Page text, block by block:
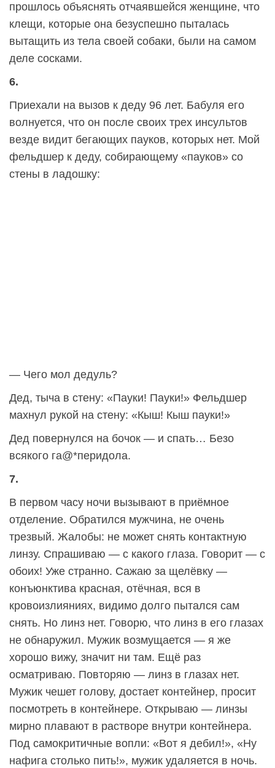
прошлось объяснять отчаявшейся женщине, что
клещи, которые она безуспешно пыталась
вытащить из тела своей собаки, были на самом
деле сосками.
6.
Приехали на вызов к деду 96 лет. Бабуля его
волнуется, что он после своих трех инсультов
везде видит бегающих пауков, которых нет. Мой
фельдшер к деду, собирающему «пауков» со
стены в ладошку:
— Чего мол дедуль?
Дед, тыча в стену: «Пауки! Пауки!» Фельдшер
махнул рукой на стену: «Кыш! Кыш пауки!»
Дед повернулся на бочок — и спать… Безо
всякого га@*перидола.
7.
В первом часу ночи вызывают в приёмное
отделение. Обратился мужчина, не очень
трезвый. Жалобы: не может снять контактную
линзу. Спрашиваю — с какого глаза. Говорит — с
обоих! Уже странно. Сажаю за щелёвку —
конъюнктива красная, отёчная, вся в
кровоизлияниях, видимо долго пытался сам
снять. Но линз нет. Говорю, что линз в его глазах
не обнаружил. Мужик возмущается — я же
хорошо вижу, значит ни там. Ещё раз
осматриваю. Повторяю — линз в глазах нет.
Мужик чешет голову, достает контейнер, просит
посмотреть в контейнере. Открываю — линзы
мирно плавают в растворе внутри контейнера.
Под самокритичные вопли: «Вот я дебил!», «Ну
нафига столько пить!», мужик удаляется в ночь.